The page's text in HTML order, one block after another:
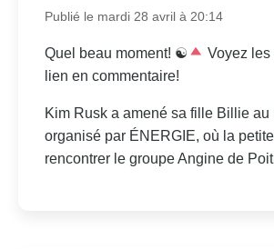
Publié le mardi 28 avril à 20:14
Quel beau moment! ☯
Voyez les
lien en commentaire!
Kim Rusk a amené sa fille Billie au
organisé par ÉNERGIE, où la
rencontrer le groupe Angine de